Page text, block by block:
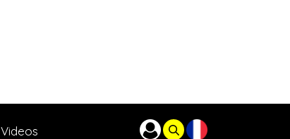
Videos